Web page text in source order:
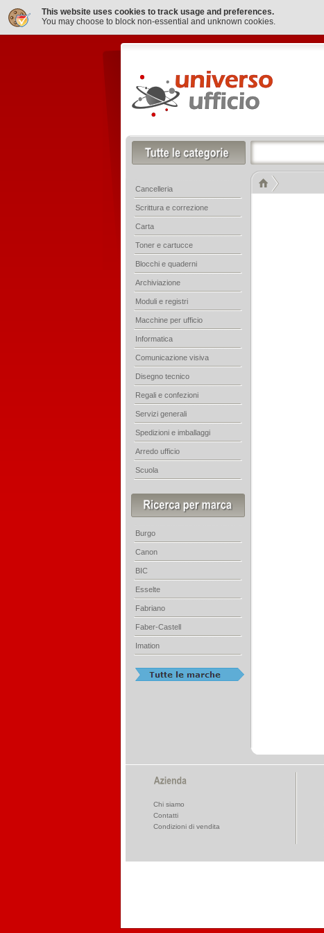
This website uses cookies to track usage and preferences.
You may choose to block non-essential and unknown cookies.
Cancelleria
Scrittura e correzione
Carta
Toner e cartucce
Blocchi e quaderni
Archiviazione
Moduli e registri
Macchine per ufficio
Informatica
Comunicazione visiva
Disegno tecnico
Regali e confezioni
Servizi generali
Spedizioni e imballaggi
Arredo ufficio
Scuola
Burgo
Canon
BIC
Esselte
Fabriano
Faber-Castell
Imation
Chi siamo
Contatti
Condizioni di vendita